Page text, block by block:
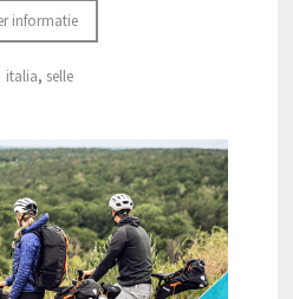
informatie
italia, selle